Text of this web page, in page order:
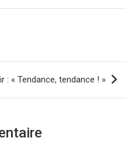
: « Tendance, tendance ! »